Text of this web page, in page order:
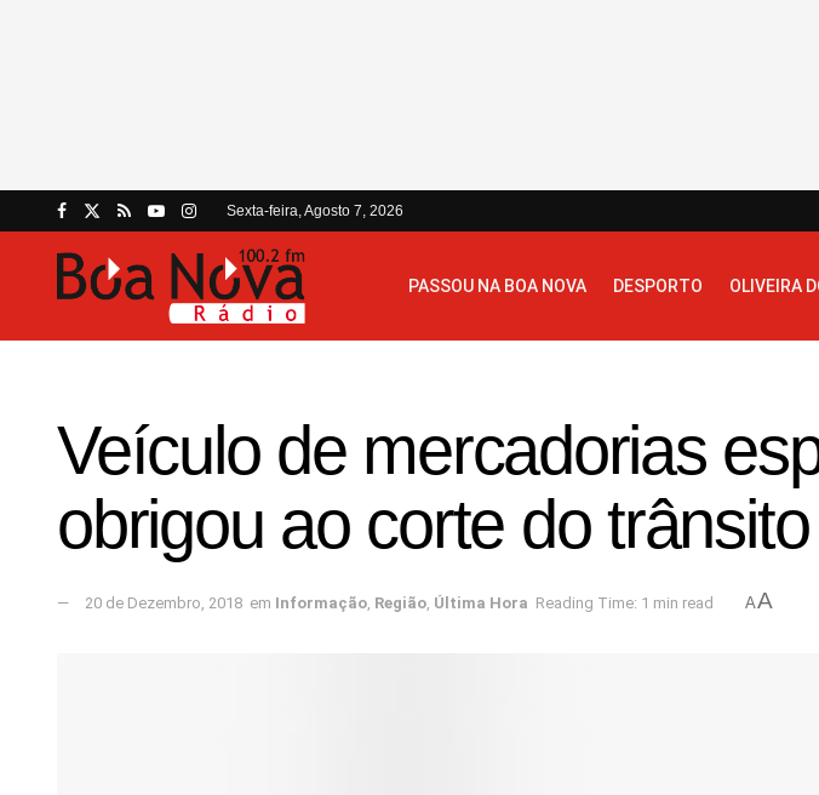
Sexta-feira, Agosto 7, 2026
PASSOU NA BOA NOVA DESPORTO OLIVEIRA
Veículo de mercadorias
obrigou ao corte do trânsito
20 de Dezembro, 2018 em Informação, Região, Última Hora Reading Time: 1 min read AA